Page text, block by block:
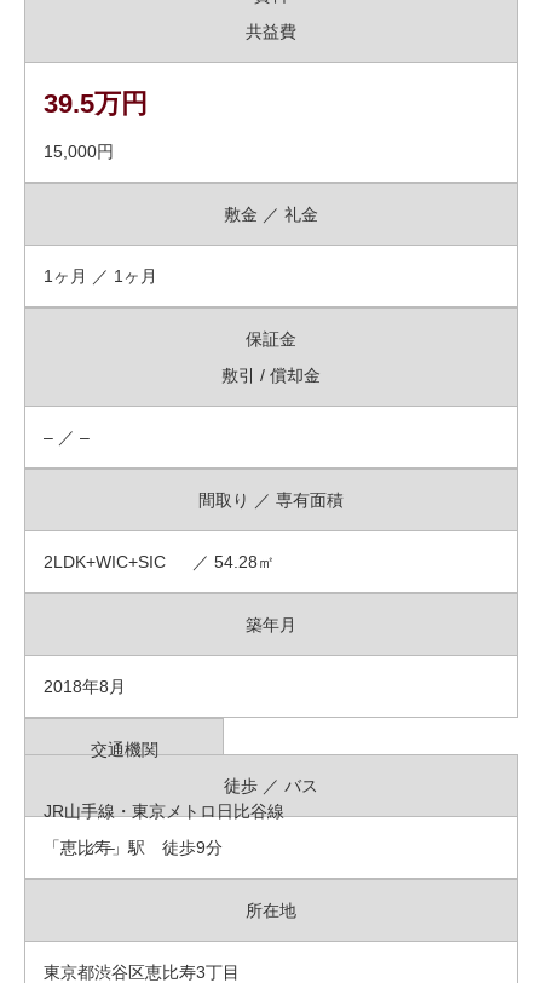
共益費
39.5万円
15,000円
敷金 ／ 礼金
1ヶ月 ／ 1ヶ月
保証金
敷引 / 償却金
– ／ –
間取り ／ 専有面積
2LDK+WIC+SIC ／ 54.28㎡
築年月
2018年8月
交通機関
JR山手線・東京メトロ日比谷線
「恵比寿」駅 徒歩9分
徒歩 ／ バス
- ／ –
所在地
東京都渋谷区恵比寿3丁目